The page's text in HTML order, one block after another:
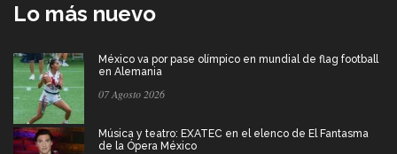
Lo más nuevo
México va por pase olímpico en mundial de flag football
en Alemania
07 Agosto 2026
Música y teatro: EXATEC en el elenco de El Fantasma
de la Ópera México